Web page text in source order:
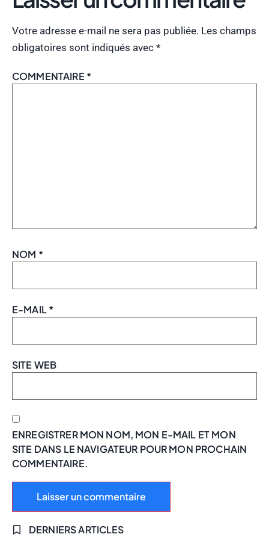
Votre adresse e-mail ne sera pas publiée. Les champs
obligatoires sont indiqués avec *
COMMENTAIRE *
NOM *
E-MAIL*
SITE WEB
ENREGISTRER MON NOM, MON E-MAIL ET MON
SITE DANS LE NAVIGATEUR POUR MON PROCHAIN
COMMENTAIRE.
DERNIERS ARTICLES